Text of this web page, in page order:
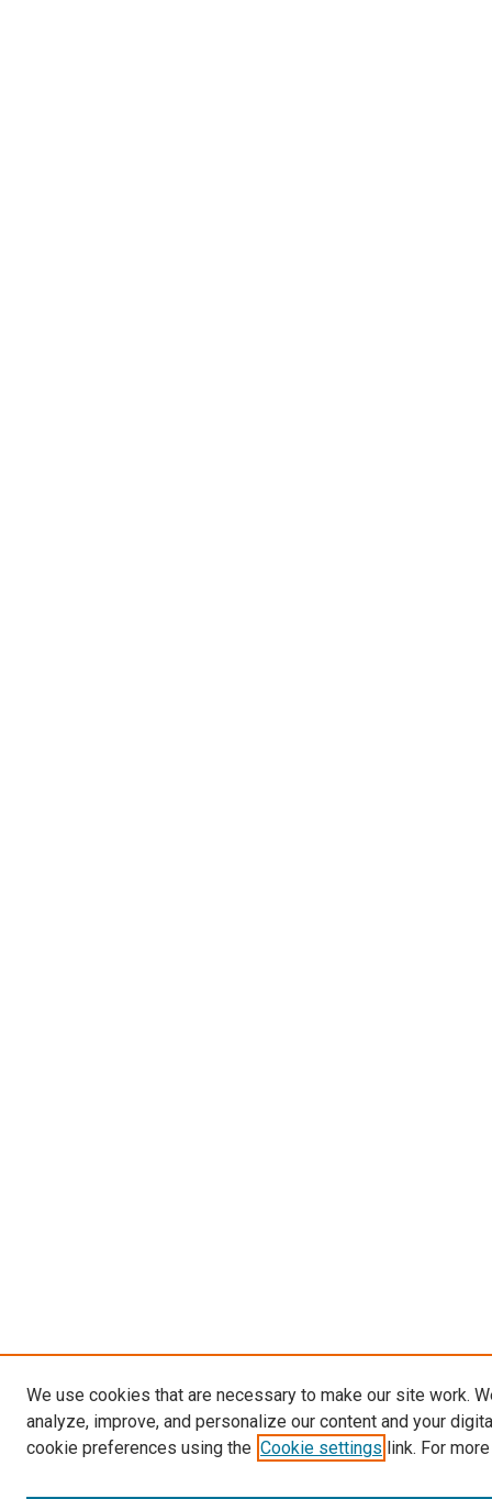
We use cookies that are necessary to make our site work.
analyze, improve, and personalize our content and your
cookie preferences using the Cookie settings link. For